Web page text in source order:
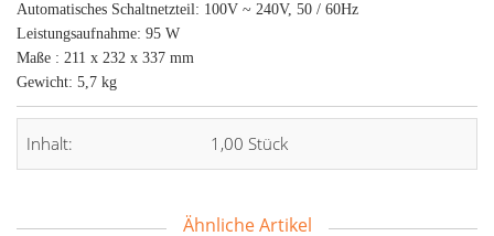
Automatisches Schaltnetzteil: 100V ~ 240V, 50 / 60Hz
Leistungsaufnahme: 95 W
Maße : 211 x 232 x 337 mm
Gewicht: 5,7 kg
Inhalt: 1,00 Stück
Ähnliche Artikel